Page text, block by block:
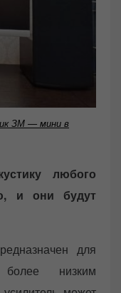
ЗМ — мини в
любого
и они будут
для
низким